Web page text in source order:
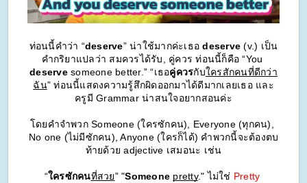
ท่อนนี้คำว่า “deserve” น่าใช้มากค่ะเธอ deserve (v.) เป็น
deserve someone better.” “เธอคู่ควรกับใครสักคนที่ดีกว่า
ฉัน” ท่อนนี้แสดงความรู้สึกผิดออกมาได้ดีมากเลยเธอ และ
ครูมี Grammar น่าสนใจอยากสอนค่ะ
โดยคำจำพวก Someone (ใครซักคน), Everyone (ทุกคน),
No one (ไม่มีซักคน), Anyone (ใครก็ได้) คำพวกนี้จะต้องตบ
ท้ายด้วย adjective เสมอนะ เช่น
“ใครซักคนที่สวย” "Someone pretty." ไม่ใช่ Pretty